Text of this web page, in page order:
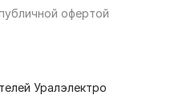
офертой
Уралэлектро